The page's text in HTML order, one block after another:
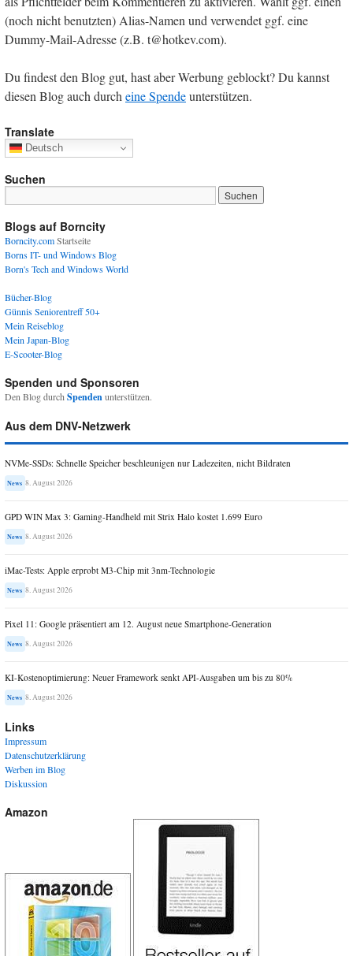
(noch nicht benutzten) Alias-Namen und verwendet ggf. eine
Dummy-Mail-Adresse (z.B. t@hotkev.com).
Du findest den Blog gut, hast aber Werbung geblockt? Du kannst
diesen Blog auch durcheine Spendeunterstützen.
Translate
Deutsch
Suchen
Blogs auf Borncity
Borncity.comStartseite
Borns IT- und Windows Blog
Born's Tech and Windows World
Bücher-Blog
Günnis Seniorentreff 50+
Mein Reiseblog
Mein Japan-Blog
E-Scooter-Blog
Spenden und Sponsoren
Den Blog durchSpendenunterstützen.
Aus dem DNV-Netzwerk
NVMe-SSDs: Schnelle Speicher beschleunigen nur Ladezeiten, nicht Bildraten
News 8. August 2026
GPD WIN Max 3: Gaming-Handheld mit Strix Halo kostet 1.699 Euro
News 8. August 2026
iMac-Tests: Apple erprobt M3-Chip mit 3nm-Technologie
News 8. August 2026
Pixel 11: Google präsentiert am 12. August neue Smartphone-Generation
News 8. August 2026
KI-Kostenoptimierung: Neuer Framework senkt API-Ausgaben um bis zu 80%
News 8. August 2026
Links
Impressum
Datenschutzerklärung
Werben im Blog
Diskussion
Amazon